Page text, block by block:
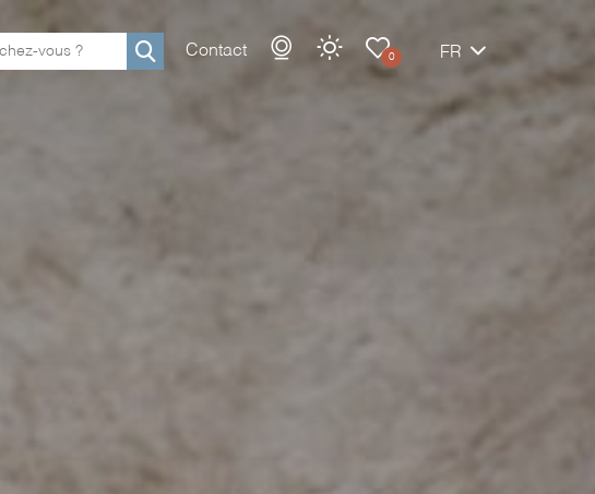
Rechercher
Contact 0 FR